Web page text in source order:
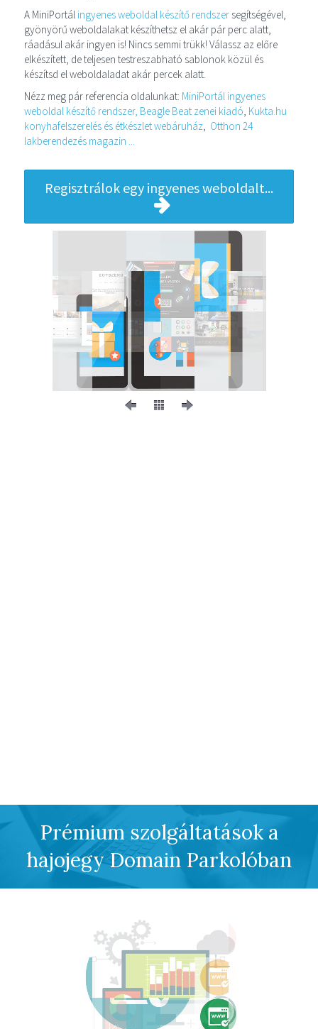
A MiniPortál ingyenes weboldal készítő rendszer segítségével,
gyönyörű weboldalakat készíthetsz el akár pár perc alatt,
ráadásul akár ingyen is! Nincs semmi trükk! Válassz az előre
elkészített, de teljesen testreszabható sablonok közül és
készítsd el weboldaladat akár percek alatt.
Nézz meg pár referencia oldalunkat: MiniPortál ingyenes
weboldal készítő rendszer, Beagle Beat zenei kiadó, Kukta.hu
konyhafelszerelés és étkészlet webáruház, Otthon 24
lakberendezés magazin ...
Regisztrálok egy ingyenes weboldalt...
Prémium szolgáltatások a
hajojegy Domain Parkolóban